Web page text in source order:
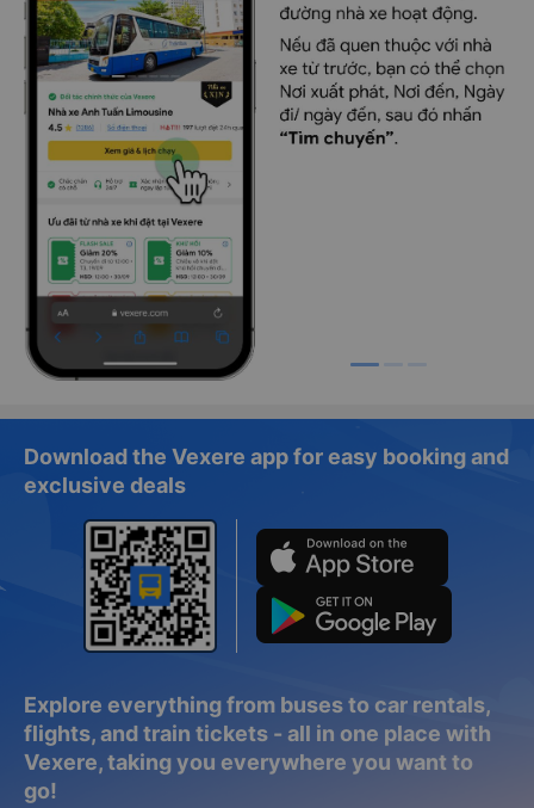
Download the Vexere app for easy booking and
exclusive deals
Explore everything from buses to car rentals,
flights, and train tickets - all in one place with
Vexere, taking you everywhere you want to
go!